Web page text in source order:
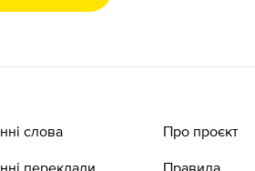
слова
переклади
Про проєкт
Правила